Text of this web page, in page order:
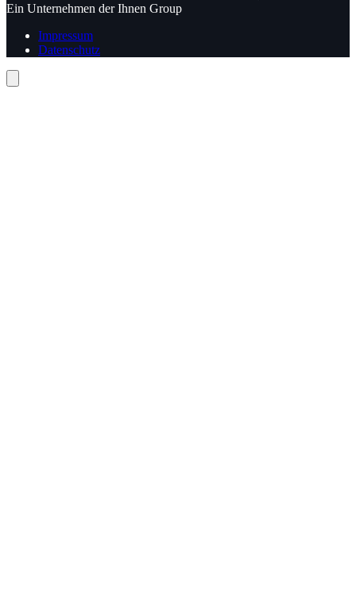
Ein Unternehmen der Ihnen Group
Impressum
Datenschutz